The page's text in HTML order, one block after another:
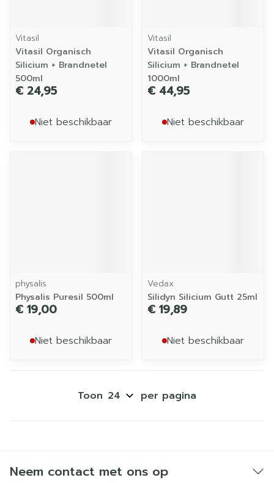
Vitasil
Vitasil Organisch
Silicium + Brandnetel
500ml
€ 24,95
Niet beschikbaar
Vitasil
Vitasil Organisch
Silicium + Brandnetel
1000ml
€ 44,95
Niet beschikbaar
physalis
Physalis Puresil 500ml
€ 19,00
Niet beschikbaar
Vedax
Silidyn Silicium Gutt 25ml
€ 19,89
Niet beschikbaar
Toon per pagina
Neem contact met ons op